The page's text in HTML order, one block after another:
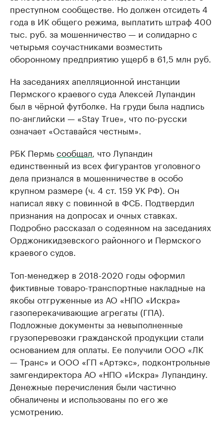
преступном сообществе. Но должен отсидеть 4
года в ИК общего режима, выплатить штраф 400
тыс. руб. за мошенничество — и солидарно с
четырьмя соучастниками возместить
оборонному предприятию ущерб в 61,5 млн руб.
На заседаниях апелляционной инстанции
Пермского краевого суда Алексей Лупандин
был в чёрной футболке. На груди была надпись
по-английски — «Stay True», что по-русски
означает «Оставайся честным».
РБК Пермьсообщал , что Лупандин
единственный из всех фигурантов уголовного
дела признался в мошенничестве в особо
крупном размере (ч. 4 ст. 159 УК РФ). Он
написал явку с повинной в ФСБ. Подтвердил
признания на допросах и очных ставках.
Подробно рассказал о содеянном на заседаниях
Орджоникидзевского районного и Пермского
краевого судов.
Топ-менеджер в 2018-2020 годы оформил
фиктивные товаро-транспортные накладные на
якобы отгруженные из АО «НПО «Искра»
газоперекачивающие агрегаты (ГПА).
Подложные документы за невыполненные
грузоперевозки гражданской продукции стали
основанием для оплаты. Ее получили ООО «ЛК
— Транс» и ООО «ГП «Артэкс», подконтрольные
замгендиректора АО «НПО «Искра» Лупандину.
Денежные перечисления были частично
обналичены и использованы по его же
усмотрению.